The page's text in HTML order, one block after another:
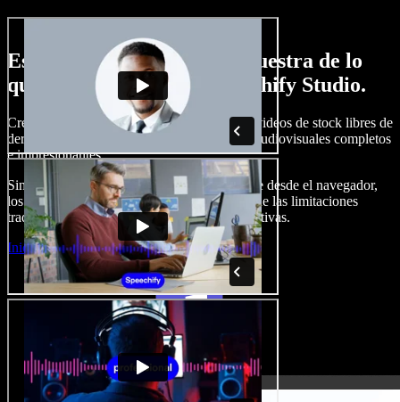
Esto es solo una pequeña muestra de lo
que podrás hacer con Speechify Studio.
Crea voces en off, añade imágenes, audio y videos de stock libres de
derechos, clona tu voz y produce proyectos audiovisuales completos
e impresionantes.
Sin curva de aprendizaje y con todo accesible desde el navegador,
los creadores de contenido pueden liberarse de las limitaciones
tradicionales y dar vida a todas sus ideas creativas.
Iniciar Studio